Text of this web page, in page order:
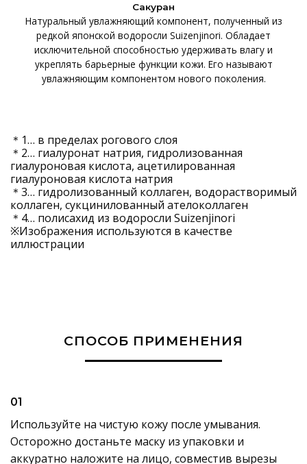
Сакуран
Натуральный увлажняющий компонент, полученный из
редкой японской водоросли Suizenjinori. Обладает
исключительной способностью удерживать влагу и
укреплять барьерные функции кожи. Его называют
увлажняющим компонентом нового поколения.
＊1… в пределах рогового слоя
＊2… гиалуронат натрия, гидролизованная
гиалуроновая кислота, ацетилированная
гиалуроновая кислота натрия
＊3… гидролизованный коллаген, водорастворимый
коллаген, сукцинилованный ателоколлаген
＊4… полисахид из водоросли Suizenjinori
※Изображения используются в качестве
иллюстрации
СПОСОБ ПРИМЕНЕНИЯ
01
Используйте на чистую кожу после умывания.
Осторожно достаньте маску из упаковки и
аккуратно наложите на лицо, совместив вырезы